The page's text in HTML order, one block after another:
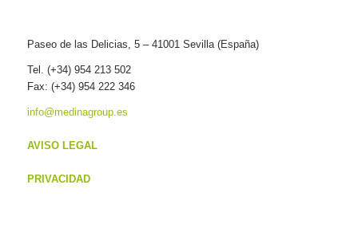
Paseo de las Delicias, 5 – 41001 Sevilla (España)
Tel. (+34) 954 213 502
Fax: (+34) 954 222 346
info@medinagroup.es
AVISO LEGAL
PRIVACIDAD